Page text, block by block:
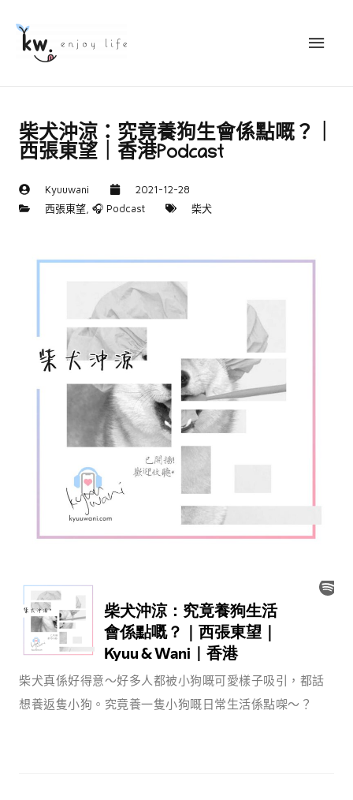
柴犬沖涼：究竟養狗生會係點嘅？｜
西張東望｜香港Podcast
Kyuuwani
2021-12-28
西張東望 🎧 Podcast 柴犬
柴犬真係好得意～好多人都被小狗嘅可愛樣子吸引，都話
想養返隻小狗。究竟養一隻小狗嘅日常生活係點㗎～？